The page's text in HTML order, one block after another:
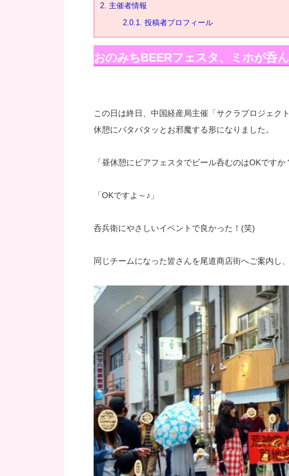
2. 主催者情報
2.0.1. 投稿者プロフィール
おのみちBEERフェスタ、ミホが呑
この日は終日、中国経産局主催「サクラプロジェ
休憩にバタバタッとお邪魔する形になりました。
「昼休憩にビアフェスタでビール呑むのはOKですか
「OKですよ～♪」
呑兵衛にやさしいイベントで良かった！(笑)
同じチームになった皆さんを尾道商店街へご案内し